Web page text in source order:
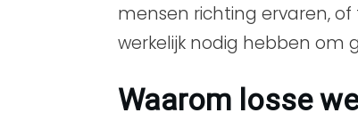
mensen richting ervaren,
werkelijk nodig hebben om
Waarom losse